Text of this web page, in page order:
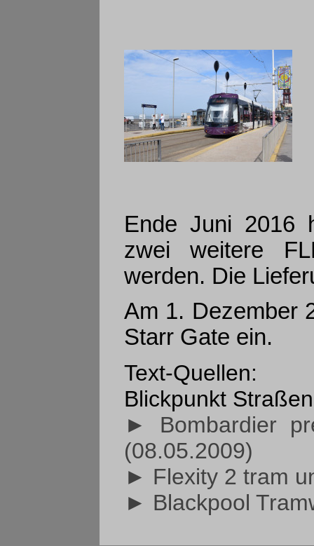
Ende Juni 2016
zwei weitere
werden. Die
Am 1. Dezember
Starr Gate ein.
Text-Quellen:
Blickpunkt
► Bombardier
(08.05.2009)
► Flexity 2 tram
► Blackpool